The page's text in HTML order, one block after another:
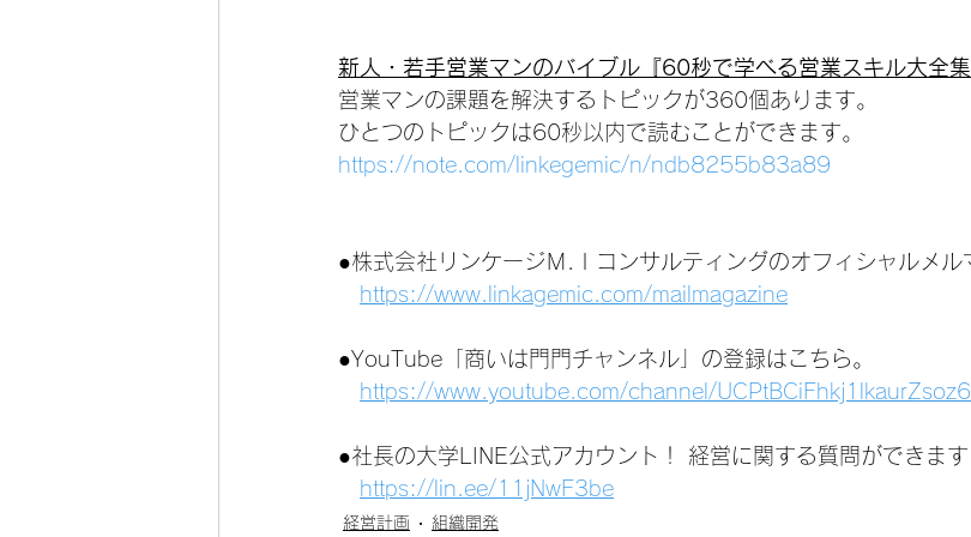
新人・若手営業マンのバイブル『60秒で学べる営業スキル大全集
営業マンの課題を解決するトピックが360個あります。
ひとつのトピックは60秒以内で読むことができます。
https://note.com/linkegemic/n/ndb8255b83a89
●株式会社リンケージＭ.Ｉコンサルティングのオフィシャルメル
https://www.linkagemic.com/mailmagazine
●YouTube「商いは門門チャンネル」の登録はこちら。
https://www.youtube.com/channel/
●社長の大学LINE公式アカウント！ 経営に関する質問ができます
https://lin.ee/11jNwF3be
経営計画 組織開発